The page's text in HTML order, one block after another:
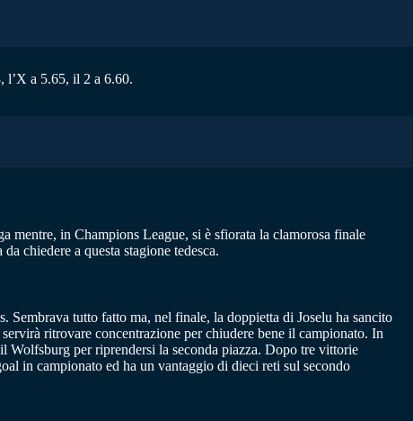
l’X a 5.65, il 2 a 6.60.
mentre, in Champions League, si è sfiorata la clamorosa finale
chiedere a questa stagione tedesca.
tutto fatto ma, nel finale, la doppietta di Joselu ha sancito
ritrovare concentrazione per chiudere bene il campionato. In
Wolfsburg per riprendersi la seconda piazza. Dopo tre vittorie
in campionato ed ha un vantaggio di dieci reti sul secondo